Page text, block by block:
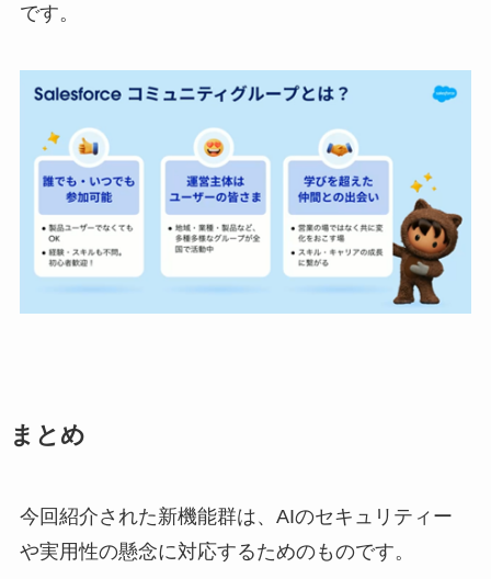
です。
まとめ
今回紹介された新機能群は、AIのセキュリティー
や実用性の懸念に対応するためのものです。